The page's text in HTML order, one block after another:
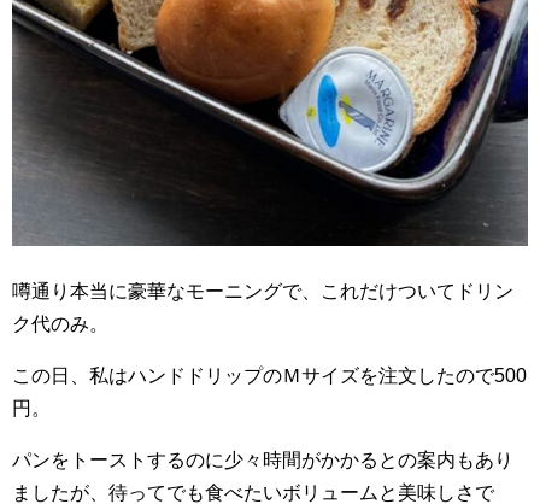
噂通り本当に豪華なモーニングで、これだけついてドリン
ク代のみ。
この日、私はハンドドリップのＭサイズを注文したので500
円。
パンをトーストするのに少々時間がかかるとの案内もあり
ましたが、待ってでも食べたいボリュームと美味しさで